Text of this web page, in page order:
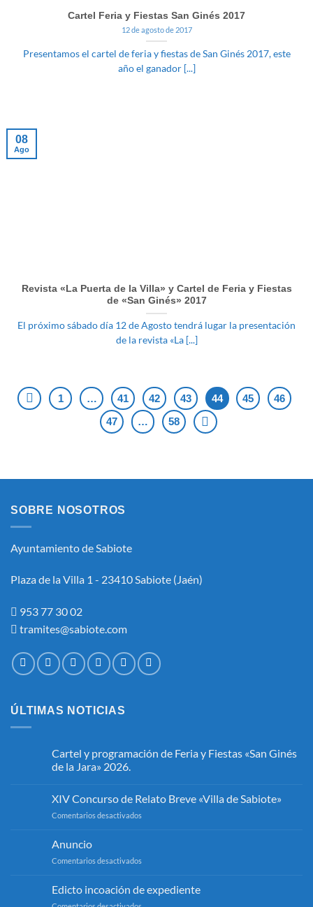
Cartel Feria y Fiestas San Ginés 2017
12 de agosto de 2017
Presentamos el cartel de feria y fiestas de San Ginés 2017, este
año el ganador [...]
Revista «La Puerta de la Villa» y Cartel de Feria y Fiestas
de «San Ginés» 2017
El próximo sábado día 12 de Agosto tendrá lugar la presentación
de la revista «La [...]
08
Ago
1 … 41 42 43 44 45
46
47
… 58
SOBRE NOSOTROS
Ayuntamiento de Sabiote
Plaza de la Villa 1 - 23410 Sabiote (Jaén)
953 77 30 02
tramites@sabiote.com
ÚLTIMAS NOTICIAS
Cartel y programación de Feria y Fiestas «San Ginés
de la Jara» 2026.
comentarios
Cartel
de
y
Ginés
XIV Concurso de Relato Breve «Villa de Sabiote»
Comentarios desactivados
Relato
Anuncio
Comentarios desactivados
Edicto incoación de expediente